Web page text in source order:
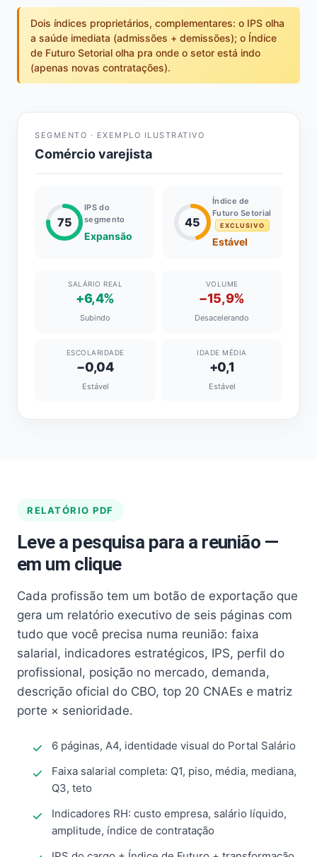
Dois índices proprietários, complementares: o IPS olha
a saúde imediata (admissões + demissões); o Índice
de Futuro Setorial olha pra onde o setor está indo
(apenas novas contratações).
SEGMENTO · EXEMPLO ILUSTRATIVO
Comércio varejista
75
IPS do
segmento
Expansão
45
Índice de
Futuro Setorial
EXCLUSIVO
Estável
SALÁRIO REAL
+6,4%
Subindo
VOLUME
−15,9%
Desacelerando
ESCOLARIDADE
−0,04
Estável
IDADE MÉDIA
+0,1
Estável
RELATÓRIO PDF
Leve a pesquisa para a reunião —
em um clique
Cada profissão tem um botão de exportação que
gera um relatório executivo de seis páginas com
tudo que você precisa numa reunião: faixa
salarial, indicadores estratégicos, IPS, perfil do
profissional, posição no mercado, demanda,
descrição oficial do CBO, top 20 CNAEs e matriz
porte × senioridade.
6 páginas, A4, identidade visual do Portal Salário
Faixa salarial completa: Q1, piso, média, mediana,
Q3, teto
Indicadores RH: custo empresa, salário líquido,
amplitude, índice de contratação